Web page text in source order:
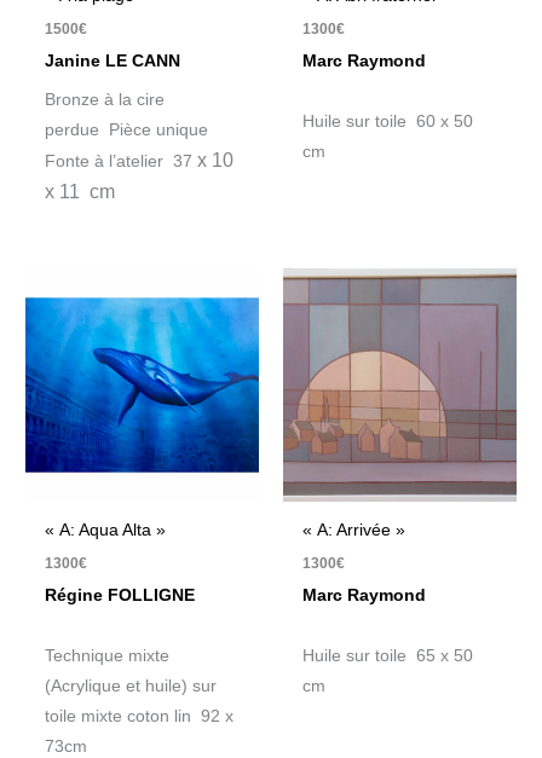
1500€
Janine LE CANN
Bronze à la cire
perdue Pièce unique
Fonte à l’atelier 37x 10
x 11 cm
1300€
Marc Raymond
Huile sur toile 60 x 50
cm
« A: Aqua Alta »
1300€
Régine FOLLIGNE
Technique mixte
(Acrylique et huile) sur
toile mixte coton lin 92 x
73cm
« A: Arrivée »
1300€
Marc Raymond
Huile sur toile 65 x 50
cm